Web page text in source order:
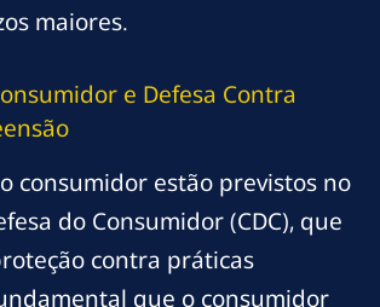
maiores.
e Defesa Contra
consumidor estão previstos no
do Consumidor (CDC), que
contra práticas
que o consumidor